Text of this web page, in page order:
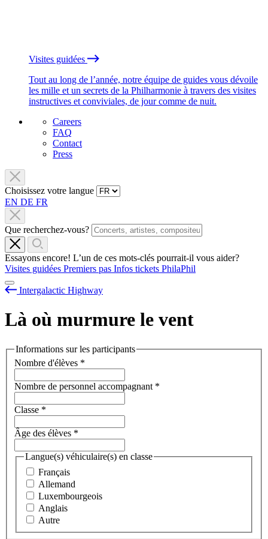
Visites guidées
Tout au long de l’année, notre équipe de guides vous dévoile
les mille et un secrets de la Philharmonie à travers des visites
instructives et conviviales, de jour comme de nuit.
Careers
FAQ
Contact
Press
Choisissez votre langue
EN DE FR
Que recherchez-vous?
Essayons encore! L’un de ces mots-clés pourrait-il vous aider?
Visites guidées Premiers pas Infos tickets PhilaPhil
Intergalactic Highway
Là où murmure le vent
Informations sur les participants
Nombre d'élèves *
Nombre de personnel accompagnant *
Classe *
Âge des élèves *
Langue(s) véhiculaire(s) en classe
Français
Allemand
Luxembourgeois
Anglais
Autre